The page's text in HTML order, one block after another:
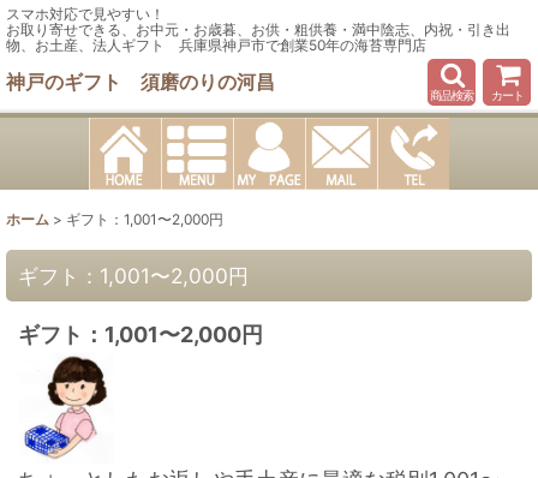
スマホ対応で見やすい！
お取り寄せできる、お中元・お歳暮、お供・粗供養・満中陰志、内祝・引き出
物、お土産、法人ギフト 兵庫県神戸市で創業50年の海苔専門店
神戸のギフト 須磨のりの河昌
商品検索 カート
ホーム > ギフト：1,001〜2,000円
ギフト：1,001〜2,000円
ギフト：1,001〜2,000円